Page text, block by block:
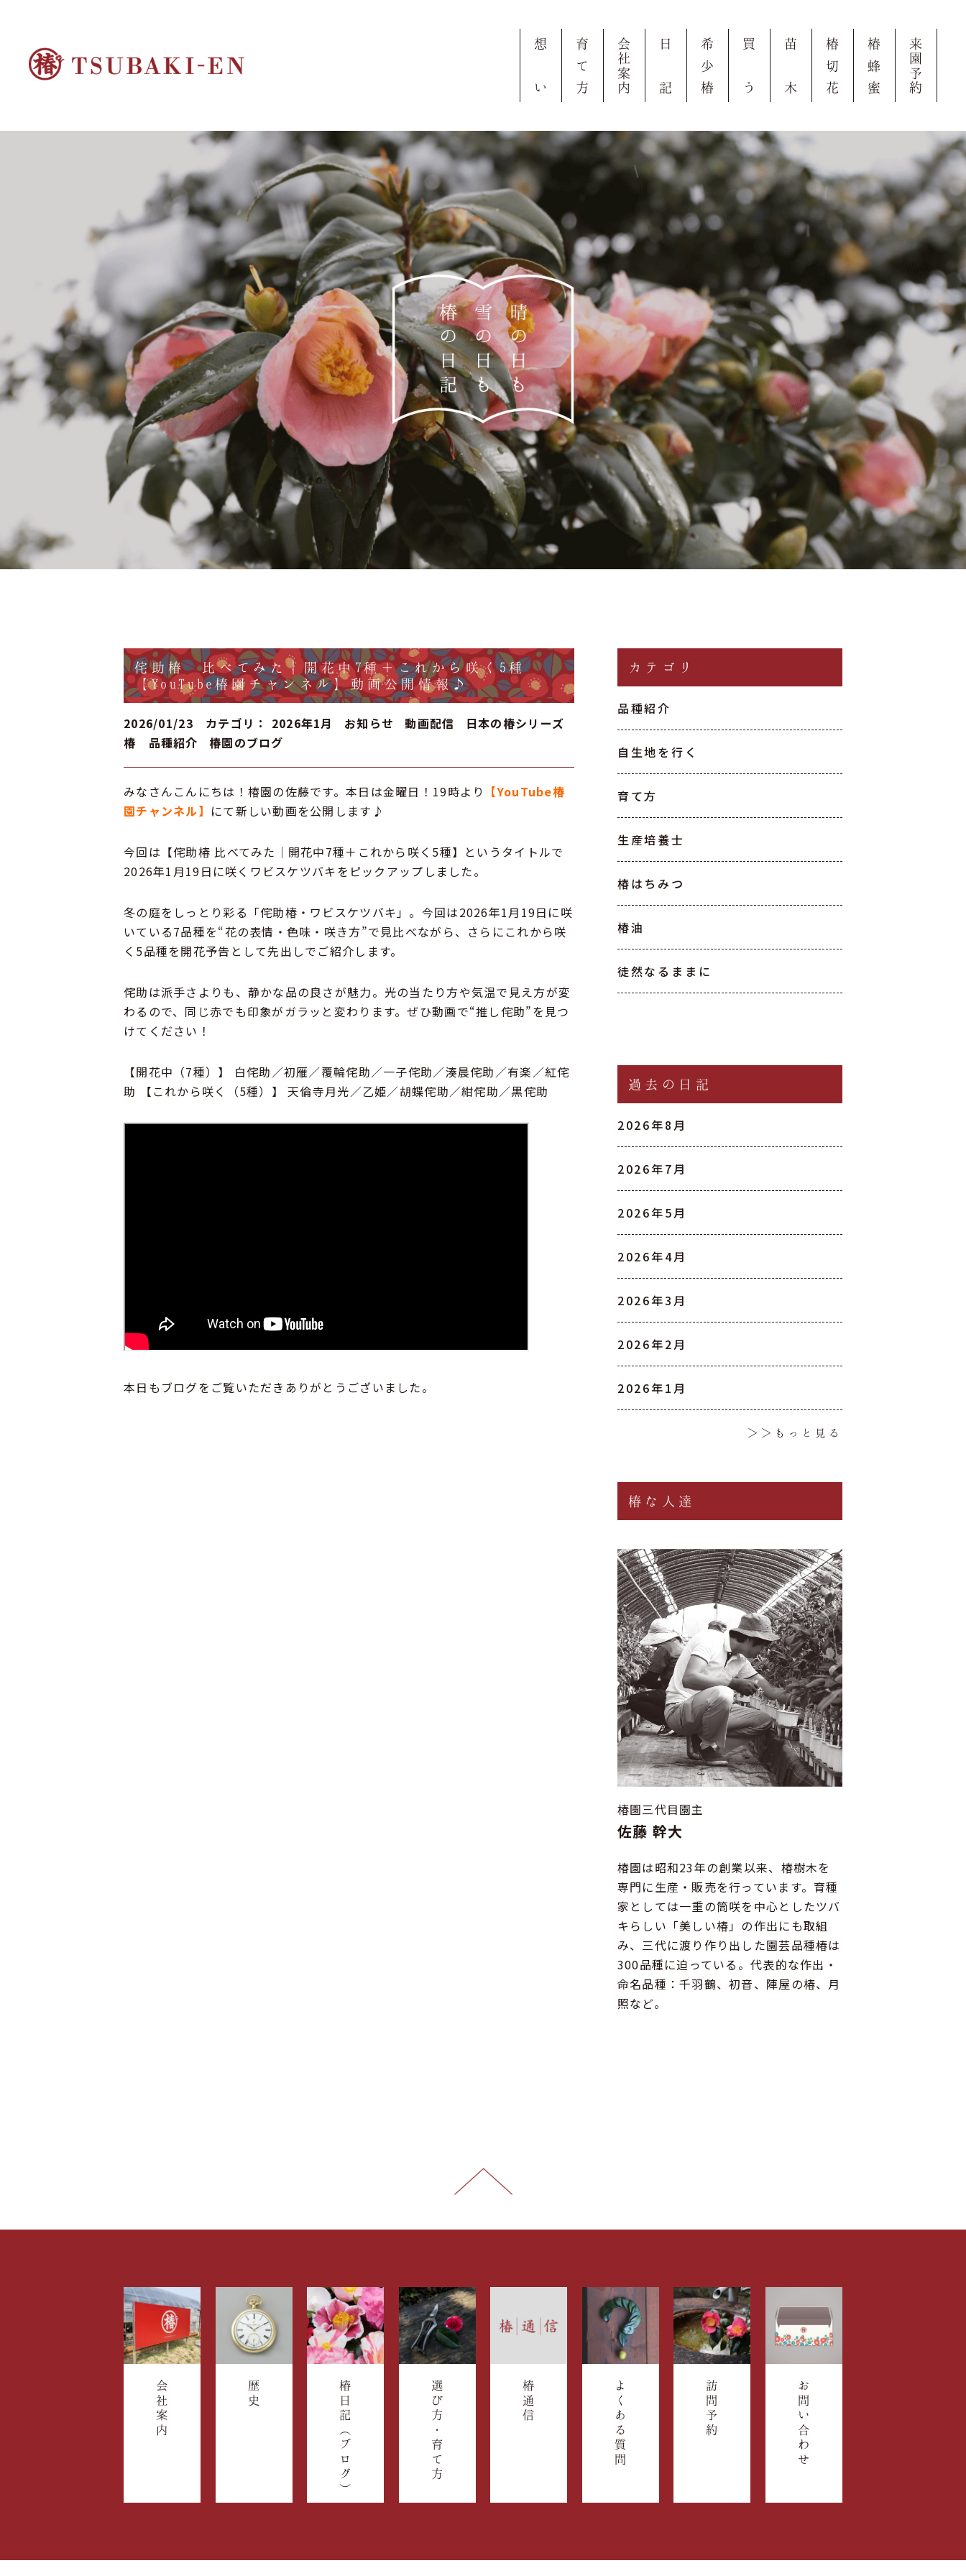
想
い
育
て
方
会
社
案
内
日
記
希
少
椿
買
う
苗
木
椿
切
花
椿
蜂
蜜
来
園
予
約
侘助椿 比べてみた｜開花中7種＋これから咲く5種
【YouTube椿園チャンネル】動画公開情報♪
2026/01/23 カテゴリ： 2026年1月 お知らせ 動画配信
日本の椿シリーズ
椿 品種紹介
椿園のブログ
みなさんこんにちは！椿園の佐藤です。本日は金曜日！19時より 【YouTube椿
園チャンネル】 にて新しい動画を公開します♪
今回は【侘助椿 比べてみた｜開花中7種＋これから咲く5種】というタイトルで
2026年1月19日に咲くワビスケツバキをピックアップしました。
冬の庭をしっとり彩る「侘助椿・ワビスケツバキ」。今回は2026年1月19日に咲
いている7品種を“花の表情・色味・咲き方”で見比べながら、さらにこれから咲
く5品種を開花予告として先出しでご紹介します。
侘助は派手さよりも、静かな品の良さが魅力。光の当たり方や気温で見え方が変
わるので、同じ赤でも印象がガラッと変わります。ぜひ動画で“推し侘助”を見つ
けてください！
【開花中（7種）】 白侘助／初雁／覆輪侘助／一子侘助／湊晨侘助／有楽／紅侘
助 【これから咲く（5種）】 天倫寺月光／乙姫／胡蝶侘助／紺侘助／黒侘助
本日もブログをご覧いただきありがとうございました。
カテゴリ
品種紹介
自生地を行く
育て方
生産培養士
椿はちみつ
椿油
徒然なるままに
過去の日記
2026年8月
2026年7月
2026年5月
2026年4月
2026年3月
2026年2月
2026年1月
＞＞もっと見る
椿な人達
椿園三代目園主
佐藤 幹大
椿園は昭和23年の創業以来、椿樹木を
専門に生産・販売を行っています。育種
家としては一重の筒咲を中心としたツバ
キらしい「美しい椿」の作出にも取組
み、三代に渡り作り出した園芸品種椿は
300品種に迫っている。代表的な作出・
命名品種：千羽鶴、初音、陣屋の椿、月
照など。
会社案内 歴史 椿日記（ブログ） 選び方・育て方 椿通信 よくある質問 訪問予約 お問い合わせ